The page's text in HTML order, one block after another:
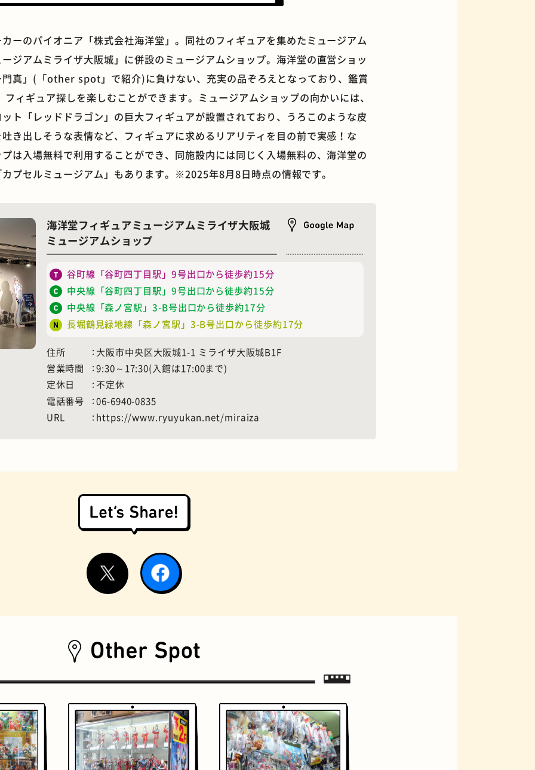
石窯ピザ モーニング フィギュアショップ
ホテル
ーのパイオニア「株式会社海洋堂」。同社のフィギュアを集めたミュージアム
ジアムミライザ大阪城」に併設のミュージアムショップ。海洋堂の直営ショッ
門真」(「other spot」で紹介)に負けない、充実の品ぞろえとなっており、鑑賞
フィギュア探しを楽しむことができます。ミュージアムショップの向かいには、
ト「レッドドラゴン」の巨大フィギュアが設置されており、うろこのような皮
き出しそうな表情など、フィギュアに求めるリアリティを目の前で実感！な
は入場無料で利用することができ、同施設内には同じく入場無料の、海洋堂の
プセルミュージアム」もあります。※2025年8月8日時点の情報です。
海洋堂フィギュアミュージアムミライザ大阪城
ミュージアムショップ
谷町線「谷町四丁目駅」9号出口から徒歩約15分
中央線「谷町四丁目駅」9号出口から徒歩約15分
中央線「森ノ宮駅」3-B号出口から徒歩約17分
長堀鶴見緑地線「森ノ宮駅」3-B号出口から徒歩約17分
住所
大阪市中央区大阪城1-1 ミライザ大阪城B1F
営業時間
9:30～17:30(入館は17:00まで)
定休日
不定休
電話番号
06-6940-0835
URL
https://www.ryuyukan.net/miraiza